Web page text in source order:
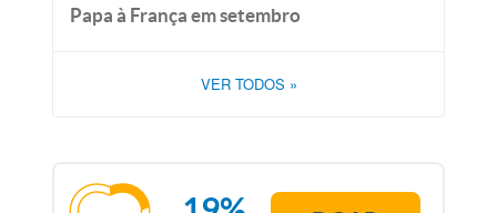
Papa à França em setembro
VER TODOS »